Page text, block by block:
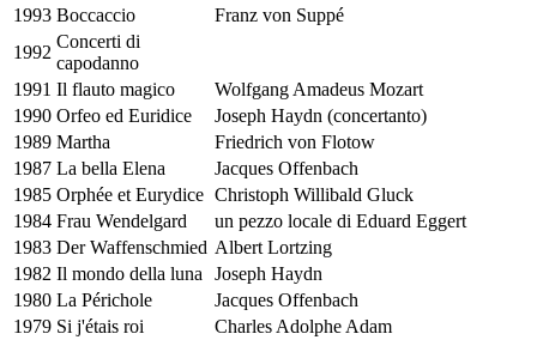
1993 Boccaccio
Franz von Suppé
1992
Concerti di
capodanno
1991 Il flauto magico
Wolfgang Amadeus Mozart
1990 Orfeo ed Euridice
Joseph Haydn (concertanto)
1989 Martha
Friedrich von Flotow
1987 La bella Elena
Jacques Offenbach
1985 Orphée et Eurydice Christoph Willibald Gluck
1984 Frau Wendelgard
un pezzo locale di Eduard Eggert
1983 Der Waffenschmied Albert Lortzing
1982 Il mondo della luna
Joseph Haydn
1980 La Périchole
Jacques Offenbach
1979 Si j'étais roi
Charles Adolphe Adam